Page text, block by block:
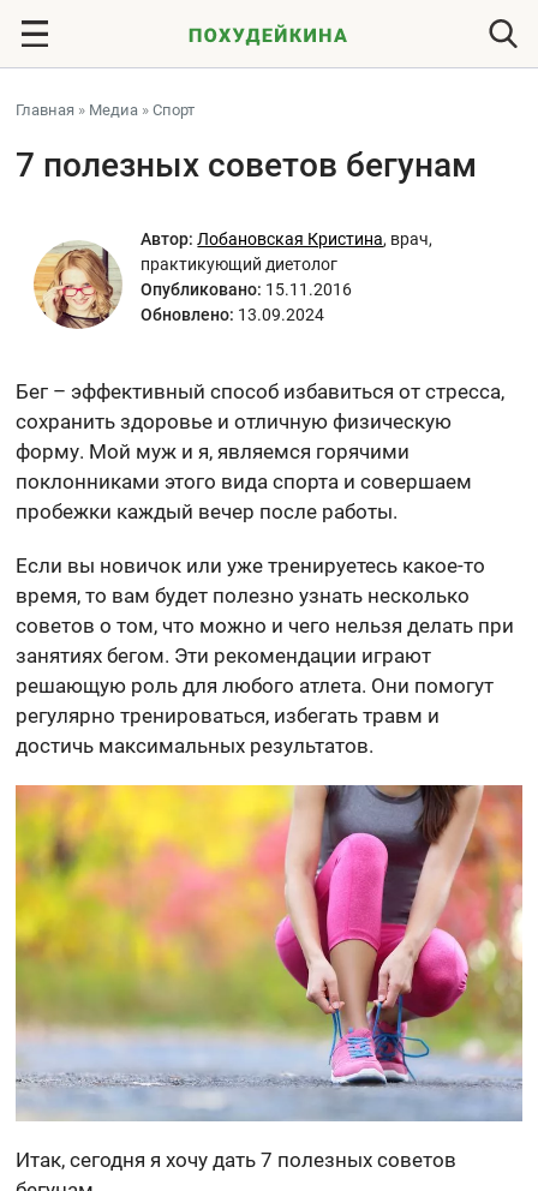
Главная » Медиа »Спорт
7 полезных советов бегунам
Автор: Лобановская Кристина, врач,
практикующий диетолог
Опубликовано: 15.11.2016
Обновлено: 13.09.2024
Бег – эффективный способ избавиться от стресса,
сохранить здоровье и отличную физическую
форму. Мой муж и я, являемся горячими
поклонниками этого вида спорта и совершаем
пробежки каждый вечер после работы.
Если вы новичок или уже тренируетесь какое-то
время, то вам будет полезно узнать несколько
советов о том, что можно и чего нельзя делать при
занятиях бегом. Эти рекомендации играют
решающую роль для любого атлета. Они помогут
регулярно тренироваться, избегать травм и
достичь максимальных результатов.
Итак, сегодня я хочу дать 7 полезных советов